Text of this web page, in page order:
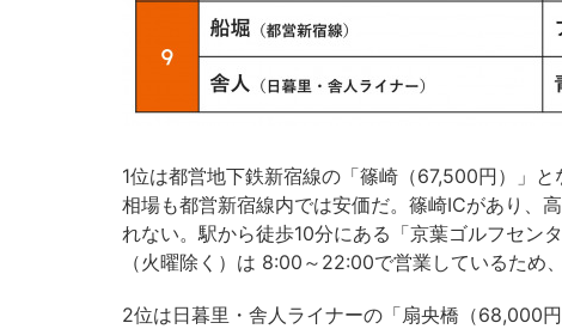
1位は都営地下鉄新宿線の「篠崎（67,500円）」
相場も都営新宿線内では安価だ。篠崎ICがあり、
れない。駅から徒歩10分にある「京葉ゴルフセン
（火曜除く）は 8:00～22:00で営業しているため
2位は日暮里・舎人ライナーの「扇央橋（68,000